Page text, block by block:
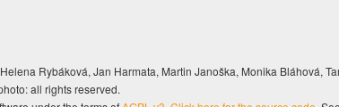
Rybáková, Jan Harmata, Martin Janoška, Monika Bláhová,
all rights reserved.